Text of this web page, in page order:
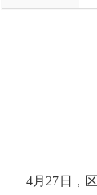
4月27日，